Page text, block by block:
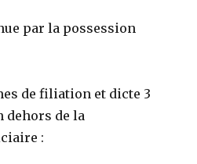
par la possession
de filiation et dicte 3
dehors de la
: